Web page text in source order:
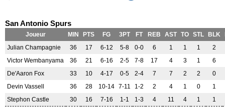
San Antonio Spurs
Joueur MIN PTS FG 3PT FT REB AST TO STL BLK
Julian Champagnie
36 17 6-12 5-8 0-0 6 1 1 1
2
Victor Wembanyama
36 21 6-16 2-5 7-8 17 4 3 1
6
De'Aaron Fox
33 10 4-17 0-5 2-4 7 7 2 2
0
Devin Vassell
36 28 10-14 7-11 1-2 2 4 1 0
1
Stephon Castle
30 16 7-16 1-1 1-3 4 11 4 1
1